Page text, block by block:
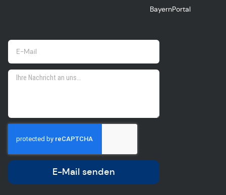
BayernPortal
E-Mail senden